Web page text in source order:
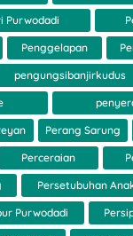
Purwodadi
Penggelapan
pengungsibanjirkudus
Perang Sarung
Perceraian
Persetubuhan
Purwodadi